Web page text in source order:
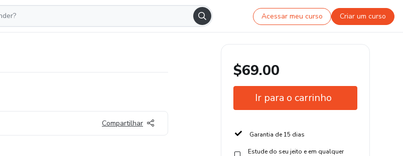
Acessar meu curso Criar um curso
Compartilhar
$69.00
Ir para o carrinho
Garantia de 15 dias
Estude do seu jeito e em qualquer